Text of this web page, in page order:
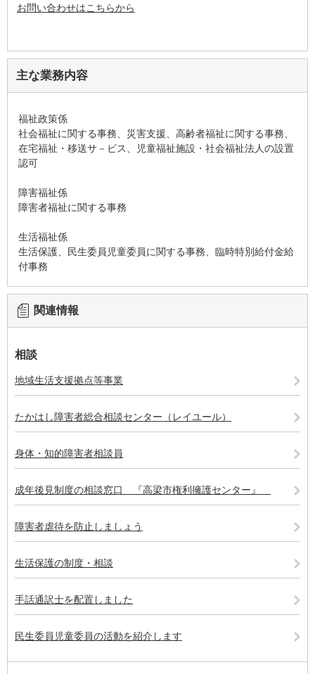
お問い合わせはこちらから
主な業務内容
福祉政策係
社会福祉に関する事務、災害支援、高齢者福祉に関する事務、
在宅福祉・移送サ－ビス、児童福祉施設・社会福祉法人の設置
認可
障害福祉係
障害者福祉に関する事務
生活福祉係
生活保護、民生委員児童委員に関する事務、臨時特別給付金給
付事務
関連情報
相談
地域生活支援拠点等事業
たかはし障害者総合相談センター（レイユール）
身体・知的障害者相談員
成年後見制度の相談窓口 『高梁市権利擁護センター』
障害者虐待を防止しましょう
生活保護の制度・相談
手話通訳士を配置しました
民生委員児童委員の活動を紹介します